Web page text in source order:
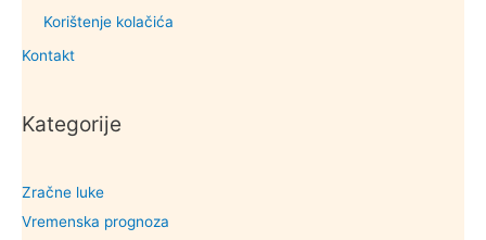
Korištenje kolačića
Kontakt
Kategorije
Zračne luke
Vremenska prognoza